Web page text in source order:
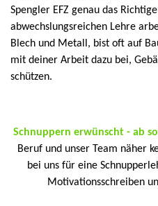
Spengler EFZ genau das
abwechslungsreichen Lehre
Blech und Metall, bist oft auf
mit deiner Arbeit dazu bei,
schützen.
Schnuppern erwünscht - ab
Beruf und unser Team näher
bei uns für eine
Motivationsschreiben